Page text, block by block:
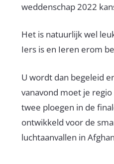
weddenschap 2022
Het is natuurlijk wel
Iers is en Ieren erom
U wordt dan begeleid
vanavond moet je regio
twee ploegen in de
ontwikkeld voor de
luchtaanvallen in